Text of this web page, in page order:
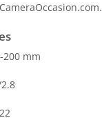
200 mm